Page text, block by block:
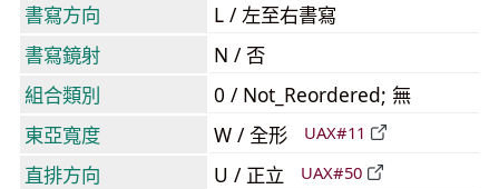
書寫方向
L / 左至右書寫
書寫鏡射
N / 否
組合類別
0 / Not_Reordered; 無
東亞寬度
W / 全形 UAX#11
直排方向 U / 正立 UAX#50